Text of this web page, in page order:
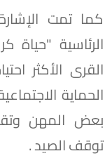
كما تمت
الرئاسية "حياة
القرى الأكثر
الحماية
بعض المهن
توقف الصيد .